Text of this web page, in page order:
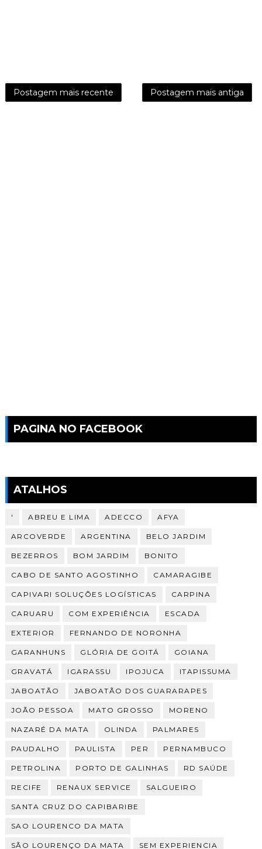
Postagem mais recente Postagem mais antiga
PAGINA NO FACEBOOK
ATALHOS
' ABREU E LIMA ADECCO AFYA
ARCOVERDE ARGENTINA BELO JARDIM
BEZERROS BOM JARDIM BONITO
CABO DE SANTO AGOSTINHO CAMARAGIBE
CAPIVARI SOLUÇÕES LOGÍSTICAS CARPINA
CARUARU COM EXPERIÊNCIA ESCADA
EXTERIOR FERNANDO DE NORONHA
GARANHUNS GLÓRIA DE GOITÁ GOIANA
GRAVATÁ IGARASSU IPOJUCA ITAPISSUMA
JABOATÃO JABOATÃO DOS GUARARAPES
JOÃO PESSOA MATO GROSSO MORENO
NAZARÉ DA MATA OLINDA PALMARES
PAUDALHO PAULISTA PER PERNAMBUCO
PETROLINA PORTO DE GALINHAS RD SAÚDE
RECIFE RENAUX SERVICE SALGUEIRO
SANTA CRUZ DO CAPIBARIBE
SAO LOURENCO DA MATA
SÃO LOURENÇO DA MATA SEM EXPERIENCIA